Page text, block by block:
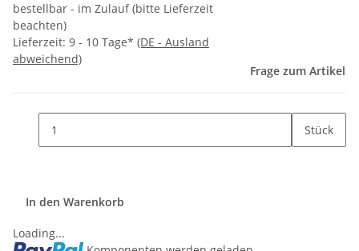
bestellbar - im Zulauf (bitte Lieferzeit
beachten)
Lieferzeit: 9 - 10 Tage* (DE - Ausland
abweichend)
Frage zum Artikel
Stück
In den Warenkorb
Loading...